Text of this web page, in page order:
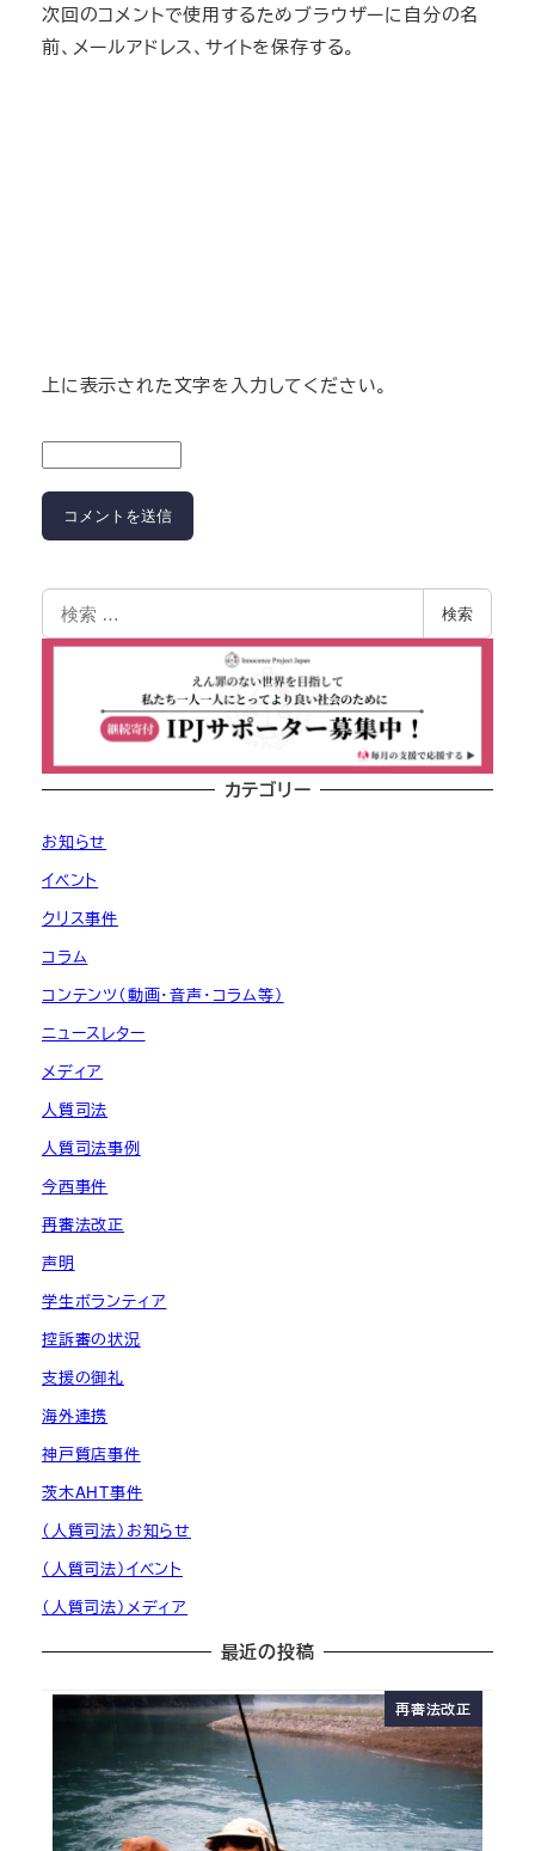
次回のコメントで使用するためブラウザーに自分の名
前、メールアドレス、サイトを保存する。
上に表示された文字を入力してください。
検索
カテゴリー
お知らせ
イベント
クリス事件
コラム
コンテンツ（動画・音声・コラム等）
ニュースレター
メディア
人質司法
人質司法事例
今西事件
再審法改正
声明
学生ボランティア
控訴審の状況
支援の御礼
海外連携
神戸質店事件
茨木AHT事件
（人質司法）お知らせ
（人質司法）イベント
（人質司法）メディア
最近の投稿
再審法改正